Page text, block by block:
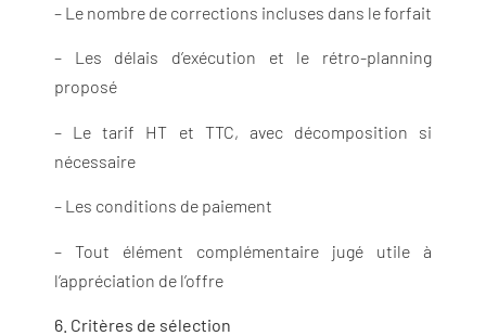
– Le nombre de corrections incluses dans le forfait
– Les délais d’exécution et le rétro-planning
proposé
– Le tarif HT et TTC, avec décomposition si
nécessaire
– Les conditions de paiement
– Tout élément complémentaire jugé utile à
l’appréciation de l’offre
6. Critères de sélection